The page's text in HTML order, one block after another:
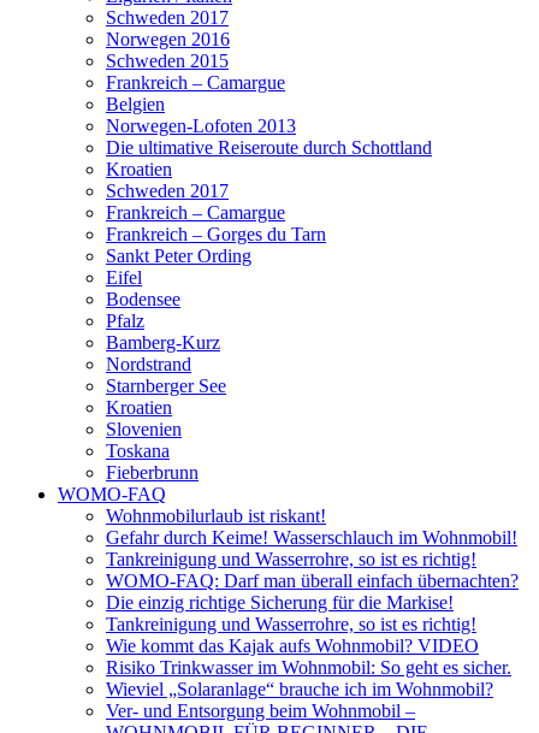
Schweden 2017
Norwegen 2016
Schweden 2015
Frankreich – Camargue
Belgien
Norwegen-Lofoten 2013
Die ultimative Reiseroute durch Schottland
Kroatien
Schweden 2017
Frankreich – Camargue
Frankreich – Gorges du Tarn
Sankt Peter Ording
Eifel
Bodensee
Pfalz
Bamberg-Kurz
Nordstrand
Starnberger See
Kroatien
Slovenien
Toskana
Fieberbrunn
WOMO-FAQ
Wohnmobilurlaub ist riskant!
Gefahr durch Keime! Wasserschlauch im Wohnmobil!
Tankreinigung und Wasserrohre, so ist es richtig!
WOMO-FAQ: Darf man überall einfach übernachten?
Die einzig richtige Sicherung für die Markise!
Tankreinigung und Wasserrohre, so ist es richtig!
Wie kommt das Kajak aufs Wohnmobil? VIDEO
Risiko Trinkwasser im Wohnmobil: So geht es sicher.
Wieviel „Solaranlage“ brauche ich im Wohnmobil?
Ver- und Entsorgung beim Wohnmobil –